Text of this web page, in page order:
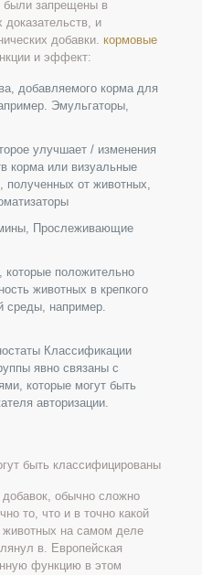
были запрещены в
доказательств, и
добавки. кормовые
и эффект:
добавляемого корма для
Эмульгаторы,
улучшает / изменения
корма или визуальные
полученных от животных,
Прослеживающие
которые положительно
животных в крепкого
среды, например.
Классификации
явно связаны с
которые могут быть
авторизации.
быть классифицированы
обычно сложно
то, что и в точно какой
на самом деле
в. Европейская
функцию в этом